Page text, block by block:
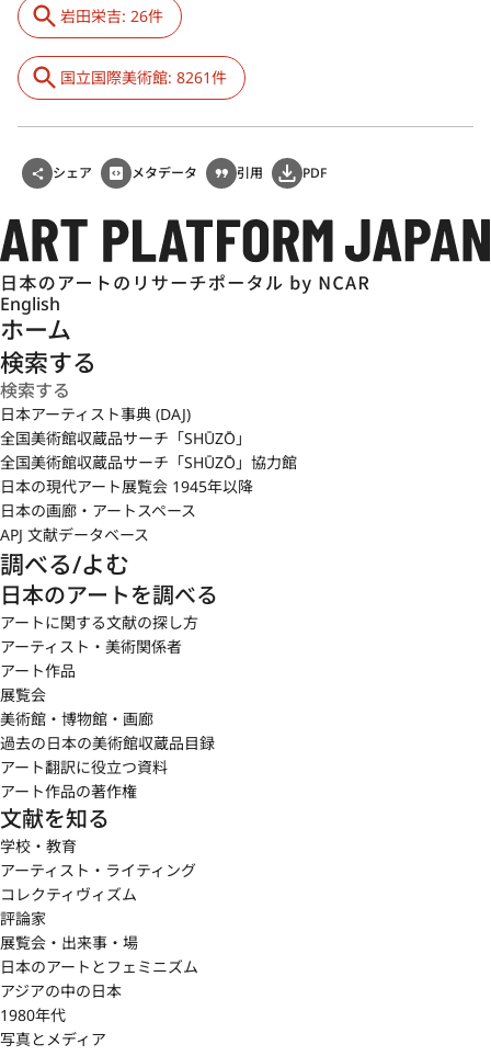
岩田栄吉: 26件
国立国際美術館: 8261件
シェア メタデータ 引用 PDF
English
ホーム
検索する
日本アーティスト事典 (DAJ)
全国美術館収蔵品サーチ「SHŪZŌ」
全国美術館収蔵品サーチ「SHŪZŌ」協力館
日本の現代アート展覧会 1945年以降
日本の画廊・アートスペース
APJ 文献データベース
調べる/よむ
日本のアートを調べる
アートに関する文献の探し方
アーティスト・美術関係者
アート作品
展覧会
美術館・博物館・画廊
過去の日本の美術館収蔵品目録
アート翻訳に役立つ資料
アート作品の著作権
文献を知る
学校・教育
アーティスト・ライティング
コレクティヴィズム
評論家
展覧会・出来事・場
日本のアートとフェミニズム
アジアの中の日本
1980年代
写真とメディア